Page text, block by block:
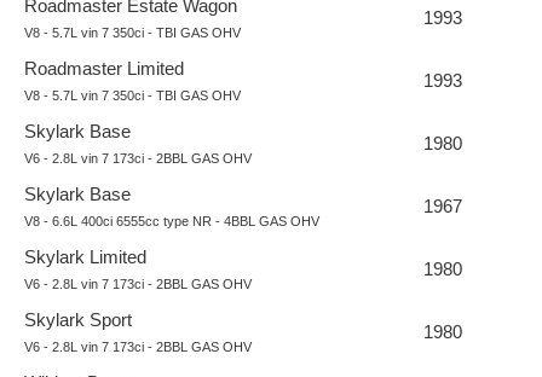
Roadmaster Estate Wagon
V8 - 5.7L vin 7 350ci - TBI GAS OHV
1993
Roadmaster Limited
V8 - 5.7L vin 7 350ci - TBI GAS OHV
1993
Skylark Base
V6 - 2.8L vin 7 173ci - 2BBL GAS OHV
1980
Skylark Base
V8 - 6.6L 400ci 6555cc type NR - 4BBL GAS OHV
1967
Skylark Limited
V6 - 2.8L vin 7 173ci - 2BBL GAS OHV
1980
Skylark Sport
V6 - 2.8L vin 7 173ci - 2BBL GAS OHV
1980